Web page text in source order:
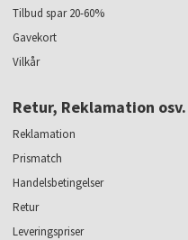
Tilbud spar 20-60%
Gavekort
Vilkår
Retur, Reklamation osv.
Reklamation
Prismatch
Handelsbetingelser
Retur
Leveringspriser